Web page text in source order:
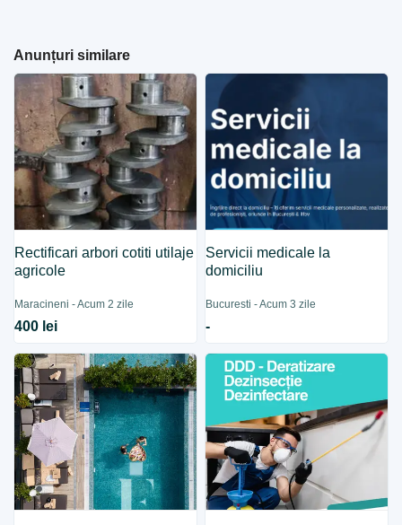
Anunțuri similare
Rectificari arbori cotiti utilaje
agricole
Maracineni - Acum 2 zile
400 lei
Servicii medicale la
domiciliu
Bucuresti - Acum 3 zile
-